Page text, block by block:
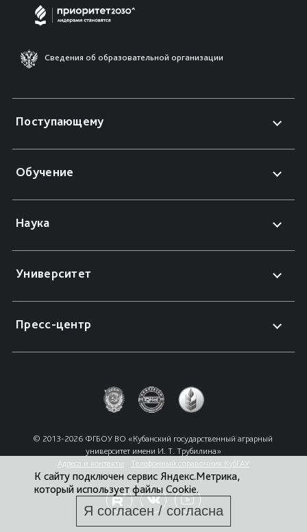
Сведения об образовательной организации
Поступающему
Обучение
Наука
Университет
Пресс-центр
© 2013-2026 ФГБОУ ВО «Кубанский государственный аграрный
университет имени И. Т. Трубилина»
Адреса и контакты
Телефонный справочник КубГАУ
К сайту подключен сервис Яндекс.Метрика,
который использует файлы Cookie.
Я согласен / согласна